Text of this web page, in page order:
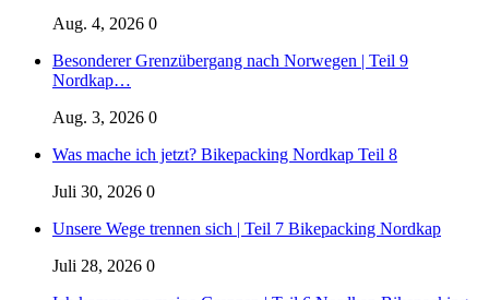
Aug. 4, 2026 0
Besonderer Grenzübergang nach Norwegen | Teil 9
Nordkap…
Aug. 3, 2026 0
Was mache ich jetzt? Bikepacking Nordkap Teil 8
Juli 30, 2026 0
Unsere Wege trennen sich | Teil 7 Bikepacking Nordkap
Juli 28, 2026 0